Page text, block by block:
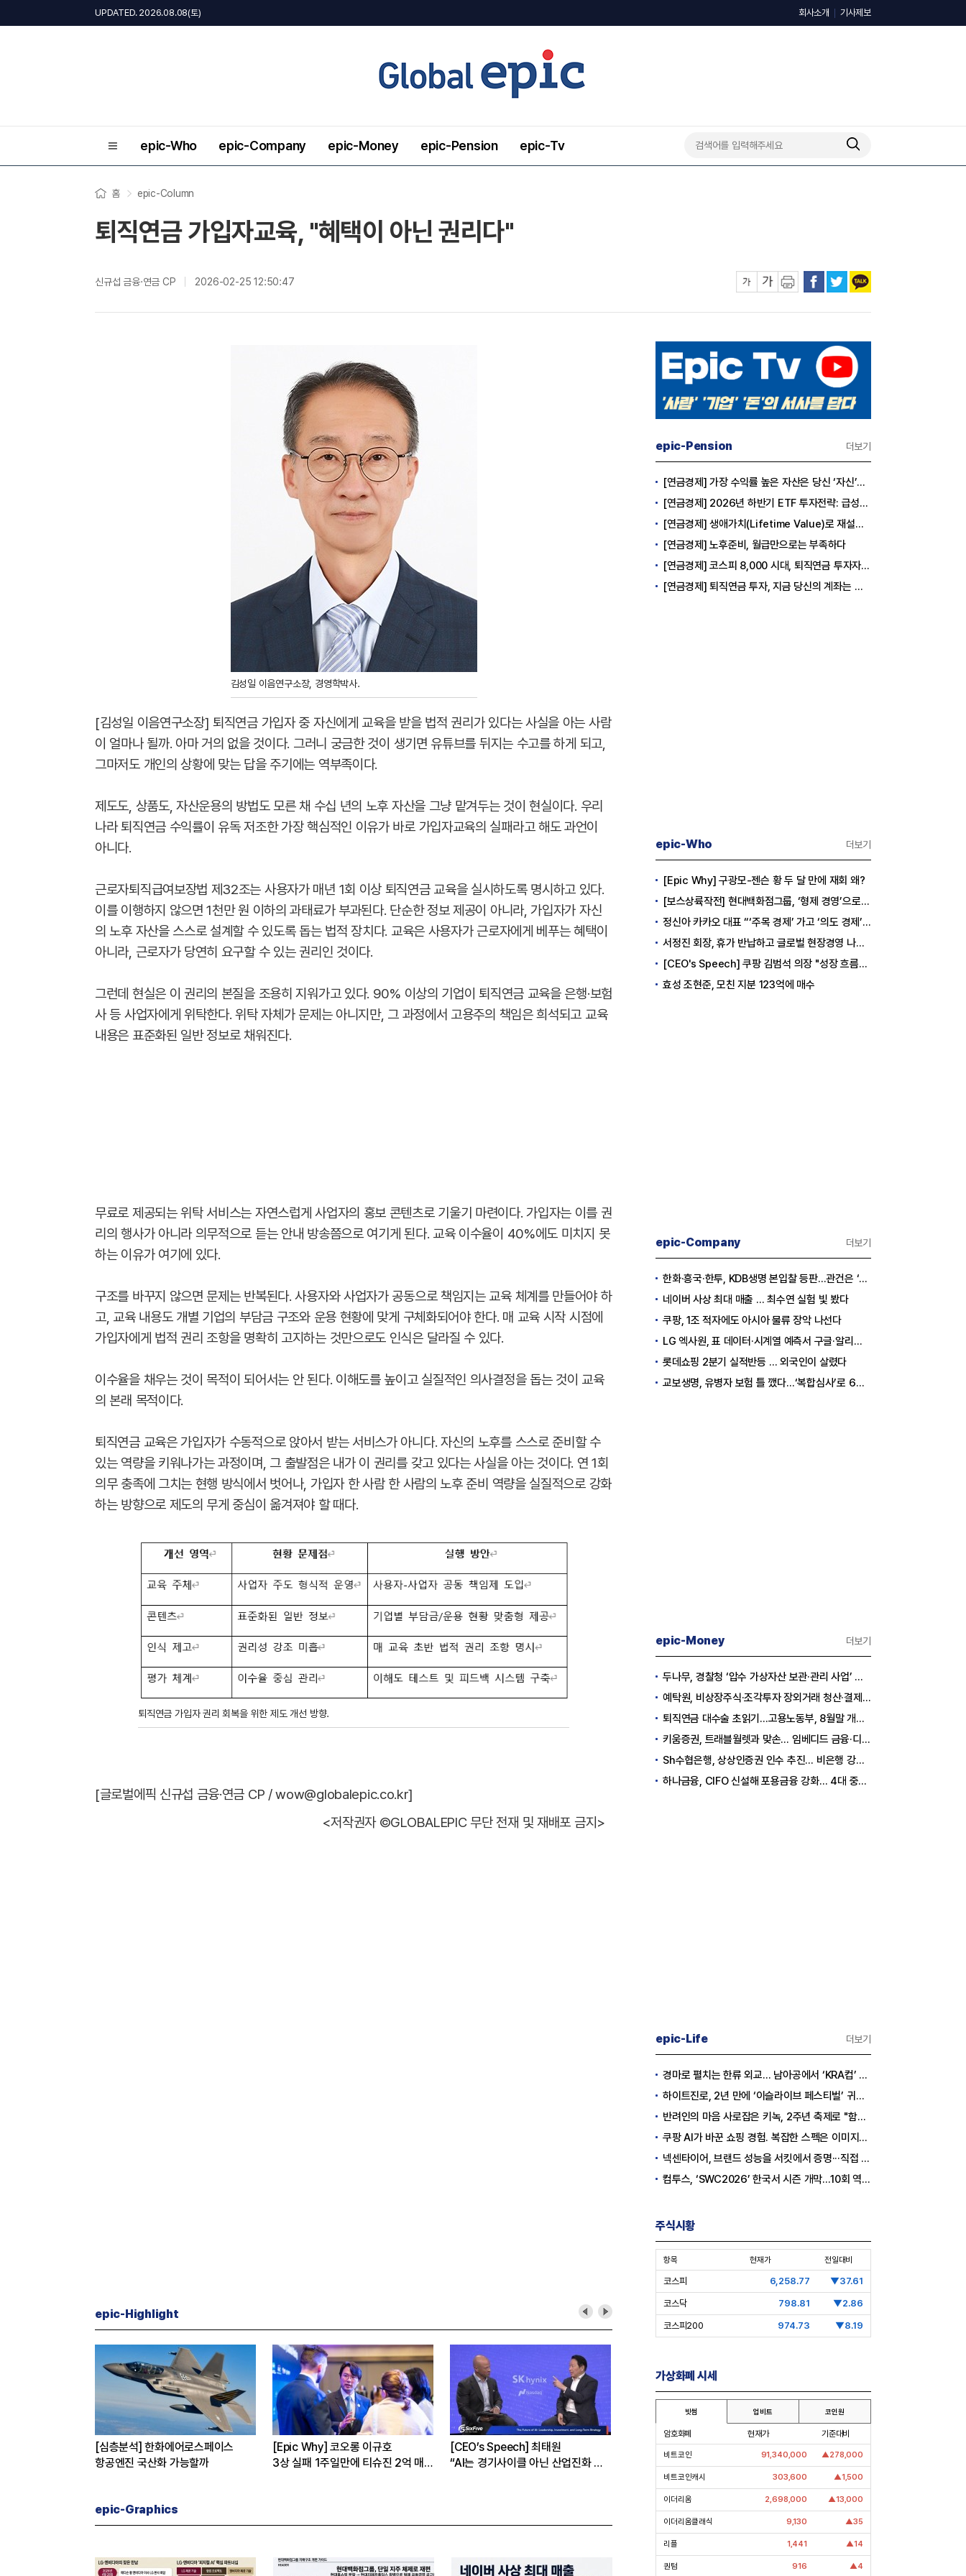
UPDATED. 2026.08.08(토) 회사소개 기사제보
epic-Who epic-Company epic-Money epic-Pension epic-Tv
홈 epic-Column
퇴직연금 가입자교육, "혜택이 아닌 권리다"
신규섭 금융·연금 CP 2026-02-25 12:50:47
김성일 이음연구소장, 경영학박사.
[김성일 이음연구소장] 퇴직연금 가입자 중 자신에게 교육을 받을 법적 권리가 있다는 사실을 아는 사람
이 얼마나 될까. 아마 거의 없을 것이다. 그러니 궁금한 것이 생기면 유튜브를 뒤지는 수고를 하게 되고,
그마저도 개인의 상황에 맞는 답을 주기에는 역부족이다.
제도도, 상품도, 자산운용의 방법도 모른 채 수십 년의 노후 자산을 그냥 맡겨두는 것이 현실이다. 우리
나라 퇴직연금 수익률이 유독 저조한 가장 핵심적인 이유가 바로 가입자교육의 실패라고 해도 과언이
아니다.
근로자퇴직급여보장법 제32조는 사용자가 매년 1회 이상 퇴직연금 교육을 실시하도록 명시하고 있다.
이를 이행하지 않으면 1천만 원 이하의 과태료가 부과된다. 단순한 정보 제공이 아니라, 가입자가 자신
의 노후 자산을 스스로 설계할 수 있도록 돕는 법적 장치다. 교육은 사용자가 근로자에게 베푸는 혜택이
아니라, 근로자가 당연히 요구할 수 있는 권리인 것이다.
그런데 현실은 이 권리의 본질을 조용히 지워가고 있다. 90% 이상의 기업이 퇴직연금 교육을 은행·보험
사 등 사업자에게 위탁한다. 위탁 자체가 문제는 아니지만, 그 과정에서 고용주의 책임은 희석되고 교육
내용은 표준화된 일반 정보로 채워진다.
무료로 제공되는 위탁 서비스는 자연스럽게 사업자의 홍보 콘텐츠로 기울기 마련이다. 가입자는 이를 권
리의 행사가 아니라 의무적으로 듣는 안내 방송쯤으로 여기게 된다. 교육 이수율이 40%에도 미치지 못
하는 이유가 여기에 있다.
구조를 바꾸지 않으면 문제는 반복된다. 사용자와 사업자가 공동으로 책임지는 교육 체계를 만들어야 하
고, 교육 내용도 개별 기업의 부담금 구조와 운용 현황에 맞게 구체화되어야 한다. 매 교육 시작 시점에
가입자에게 법적 권리 조항을 명확히 고지하는 것만으로도 인식은 달라질 수 있다.
이수율을 채우는 것이 목적이 되어서는 안 된다. 이해도를 높이고 실질적인 의사결정을 돕는 것이 교육
의 본래 목적이다.
퇴직연금 교육은 가입자가 수동적으로 앉아서 받는 서비스가 아니다. 자신의 노후를 스스로 준비할 수
있는 역량을 키워나가는 과정이며, 그 출발점은 내가 이 권리를 갖고 있다는 사실을 아는 것이다. 연 1회
의무 충족에 그치는 현행 방식에서 벗어나, 가입자 한 사람 한 사람의 노후 준비 역량을 실질적으로 강화
하는 방향으로 제도의 무게 중심이 옮겨져야 할 때다.
퇴직연금 가입자 권리 회복을 위한 제도 개선 방향.
[글로벌에픽 신규섭 금융·연금 CP / wow@globalepic.co.kr]
<저작권자 ©GLOBALEPIC 무단 전재 및 재배포 금지>
epic-Highlight
[심층분석] 한화에어로스페이스
항공엔진 국산화 가능할까
[Epic Why] 코오롱 이규호
3상 실패 1주일만에 티슈진 2억 매
[CEO’s Speech] 최태원
“AI는 경기사이클 아닌 산업진화 그
[심층분석] 포스코, 트리플 코어 투자
본격화
16조7천억원 투자 재원 마련 전략
[Epic Why] 한화, KAI 지분 왜 사들
일까
epic-Graphics
epic-Pension 더보기
[연금경제] 가장 수익률 높은 자산은 당신 ‘자신’이다
[연금경제] 2026년 하반기 ETF 투자전략: 급성장의 상반기를 접고, 이제 '실적'이 가르는 하반기를 맞다
[연금경제] 생애가치(Lifetime Value)로 재설계하는 은퇴 후 안정적 생활보장과 평생소득 전략
[연금경제] 노후준비, 월급만으로는 부족하다
[연금경제] 코스피 8,000 시대, 퇴직연금 투자자는 왜 지금 FOMO를 경계해야 하는가
[연금경제] 퇴직연금 투자, 지금 당신의 계좌는 어느 편인가?
epic-Who 더보기
[Epic Why] 구광모-젠슨 황 두 달 만에 재회 왜?
[보스상륙작전] 현대백화점그룹, ‘형제 경영’으로 방향 틀었다
정신아 카카오 대표 “‘주목 경제’ 가고 ‘의도 경제’ 왔다”
서정진 회장, 휴가 반납하고 글로벌 현장경영 나선다
[CEO's Speech] 쿠팡 김범석 의장 "성장 흐름은 변하지 않았다"
효성 조현준, 모친 지분 123억에 매수
epic-Company 더보기
한화·흥국·한투, KDB생명 본입찰 등판…관건은 ‘산은 증자 규모’
네이버 사상 최대 매출 … 최수연 실험 빛 봤다
쿠팡, 1조 적자에도 아시아 물류 장악 나선다
LG 엑사원, 표 데이터·시계열 예측서 구글·알리바바 제쳤다
롯데쇼핑 2분기 실적반등 … 외국인이 살렸다
교보생명, 유병자 보험 틀 깼다…‘복합심사’로 6개월 독점권 획득
epic-Money 더보기
두나무, 경찰청 ‘압수 가상자산 보관·관리 사업’ 최종 낙찰
예탁원, 비상장주식·조각투자 장외거래 청산·결제 인프라 구축 착수
퇴직연금 대수술 초읽기…고용노동부, 8월말 개정안 발표
키움증권, 트래블월렛과 맞손… 임베디드 금융·디지털 자산 신사업 추진
Sh수협은행, 상상인증권 인수 추진… 비은행 강화 ‘금융그룹’ 도약 발판
하나금융, CIFO 신설해 포용금융 강화… 4대 중심축 중심 상반기 목표 60% 달성
epic-Life 더보기
경마로 펼치는 한류 외교… 남아공에서 ‘KRA컵’ 개최하는 한국마사회
하이트진로, 2년 만에 ‘이슬라이브 페스티벌’ 귀환…25,000명 규모 대확장
반려인의 마음 사로잡은 키녹, 2주년 축제로 "함께하는 즐거움"을 선물하다
쿠팡 AI가 바꾼 쇼핑 경험. 복잡한 스펙은 이미지로, 수백 개 리뷰는 한눈에…
넥센타이어, 브랜드 성능을 서킷에서 증명···직접 체험하는 고객 참여형 마케팅 확대
컴투스, ‘SWC2026’ 한국서 시즌 개막…10회 역사를 이어갈 챔피언은 누가 될까
주식시황
항목 현재가 전일대비
코스피 6,258.77 ▼37.61
코스닥 798.81 ▼2.86
코스피200 974.73 ▼8.19
가상화폐 시세
빗썸 업비트 코인원
암호화폐 현재가 기준대비
비트코인 91,340,000 ▲278,000
비트코인캐시 303,600 ▲1,500
이더리움 2,698,000 ▲13,000
이더리움클래식 9,130 ▲35
리플 1,441 ▲14
퀀텀 916 ▲4